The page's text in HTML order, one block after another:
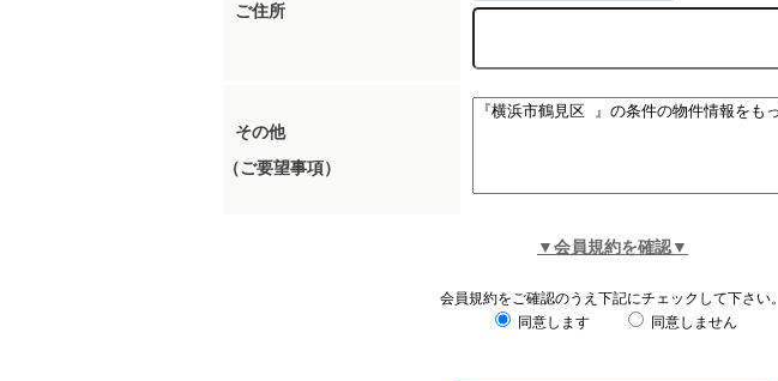
ご住所
その他
（ご要望事項）
▼会員規約を確認▼
会員規約をご確認のうえ下記にチェックして下さい。
同意します
同意しません